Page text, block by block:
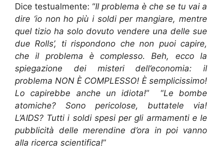
Dice testualmente: “Il problema è che se tu vai a
dire ‘io non ho più i soldi per mangiare, mentre
quel tizio ha solo dovuto vendere una delle sue
due Rolls’, ti rispondono che non puoi capire,
che il problema è complesso. Beh, ecco la
spiegazione dei misteri dell’economia: il
problema NON È COMPLESSO! È semplicissimo!
Lo capirebbe anche un idiota!” “Le bombe
atomiche? Sono pericolose, buttatele via!
L’AIDS? Tutti i soldi spesi per gli armamenti e le
pubblicità delle merendine d’ora in poi vanno
alla ricerca scientifica!”